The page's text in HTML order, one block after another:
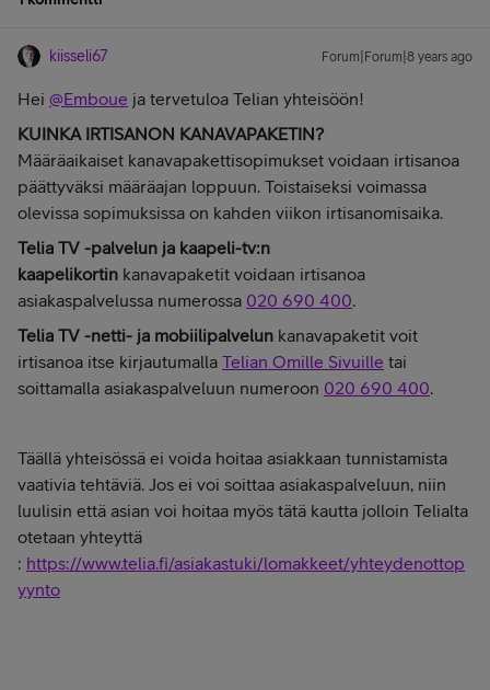
kiisseli67 Forum|Forum|8 years ago
Hei @Emboue ja tervetuloa Telian yhteisöön!
KUINKA IRTISANON KANAVAPAKETIN?
Määräaikaiset kanavapakettisopimukset voidaan irtisanoa
päättyväksi määräajan loppuun. Toistaiseksi voimassa
olevissa sopimuksissa on kahden viikon irtisanomisaika.
Telia TV -palvelun ja kaapeli-tv:n
kaapelikortin kanavapaketit voidaan irtisanoa
asiakaspalvelussa numerossa 020 690 400.
Telia TV -netti- ja mobiilipalvelun kanavapaketit voit
irtisanoa itse kirjautumalla Telian Omille Sivuille tai
soittamalla asiakaspalveluun numeroon 020 690 400.
Täällä yhteisössä ei voida hoitaa asiakkaan tunnistamista
vaativia tehtäviä. Jos ei voi soittaa asiakaspalveluun, niin
luulisin että asian voi hoitaa myös tätä kautta jolloin Telialta
otetaan yhteyttä
: https://www.telia.fi/asiakastuki/lomakkeet/yhteydenottop
yynto